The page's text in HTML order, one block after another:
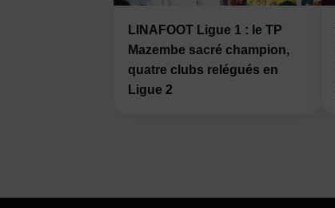
LINAFOOT Ligue 1 : le TP
Mazembe sacré champion,
quatre clubs relégués en
Ligue 2